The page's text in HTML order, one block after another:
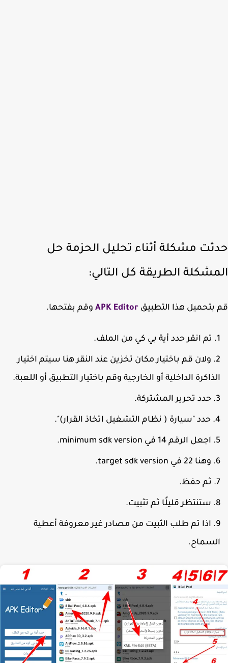
مشكلة أثناء تحليل الحزمة حل
الطريقة كل التالي:
بتحميل هذا التطبيقAPK Editorوقم بفتحها.
تم انقر حدد أية بي كي من الملف.
ولان قم باختيار مكان تخزين عند النقر هنا سيتم اختيار
الداخلية أو الخارجية وقم باختيار التطبيق أو اللعبة.
حدد تحرير المشتركة.
حدد "سيارة ( نظام التشغيل اتخاذ القرار)".
اجعل الرقم 14 في minimum sdk version.
وهنا 22 في target sdk version.
ثم حفظ.
ستنتظر قليلًا ثم تثبيت.
اذا تم طلب الثبيت من مصادر غير معروفة أعطية